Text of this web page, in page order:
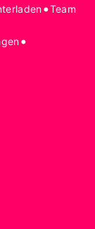
•Team
•